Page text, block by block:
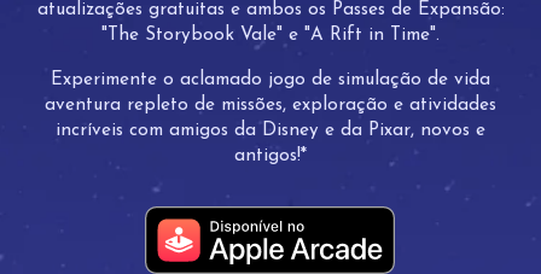
atualizações gratuitas e ambos os Passes de Expansão:
"The Storybook Vale" e "A Rift in Time".
Experimente o aclamado jogo de simulação de vida
aventura repleto de missões, exploração e atividades
incríveis com amigos da Disney e da Pixar, novos e
antigos!*